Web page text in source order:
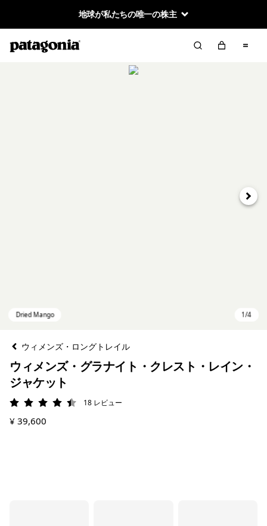
地球が私たちの唯一の株主
次へ
ウィメンズ・ロングトレイル
ウィメンズ・グラナイト・クレスト・レイン・
ジャケット
評価: 4.4 / 5
18 レビュー
¥ 39,600